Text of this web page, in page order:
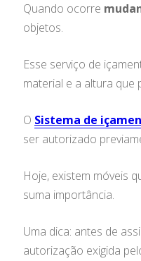
Quando ocorre
objetos.
Esse serviço de
material e a altura que
O Sistema de
ser autorizado
Hoje, existem móveis
suma importância.
Uma dica: antes de
autorização exigida